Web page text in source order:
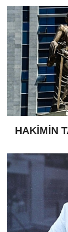
HAKİMİN